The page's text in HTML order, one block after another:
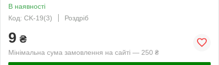
В наявності
Код: CK-19(3)
Роздріб
9 ₴
Мінімальна сума замовлення на сайті — 250 ₴